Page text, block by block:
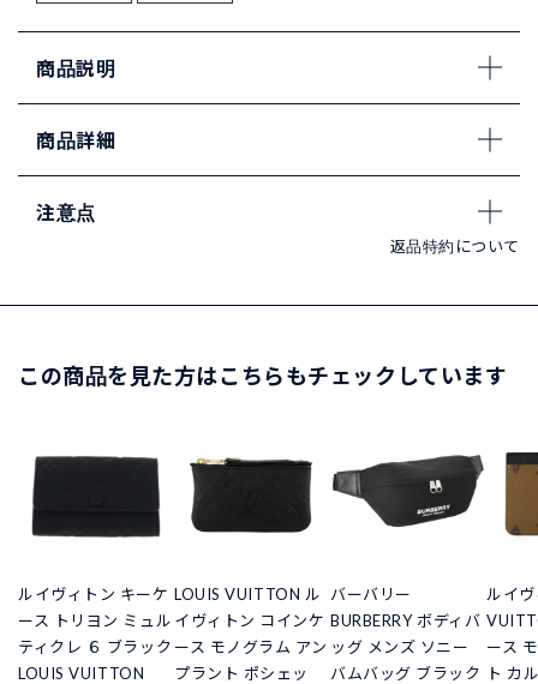
商品説明
商品詳細
注意点
返品特約について
この商品を見た方はこちらもチェックしています
ルイヴィトン キーケ
ース トリヨン ミュル
ティクレ ６ ブラック
LOUIS VUITTON
LOUIS VUITTON ル
イヴィトン コインケ
ース モノグラム アン
プラント ポシェッ
バーバリー
BURBERRY ボディバ
ッグ メンズ ソニー
バムバッグ ブラック
ルイ
ース
ト カ